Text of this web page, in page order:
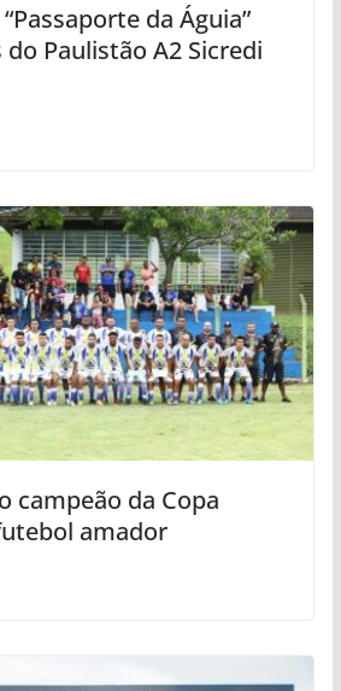
da Águia”
Paulistão A2 Sicredi
campeão da Copa
amador